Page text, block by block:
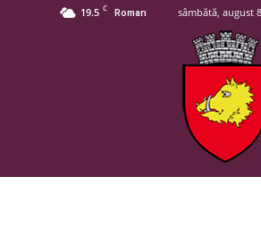
19.5 C Roman sâmbătă, august